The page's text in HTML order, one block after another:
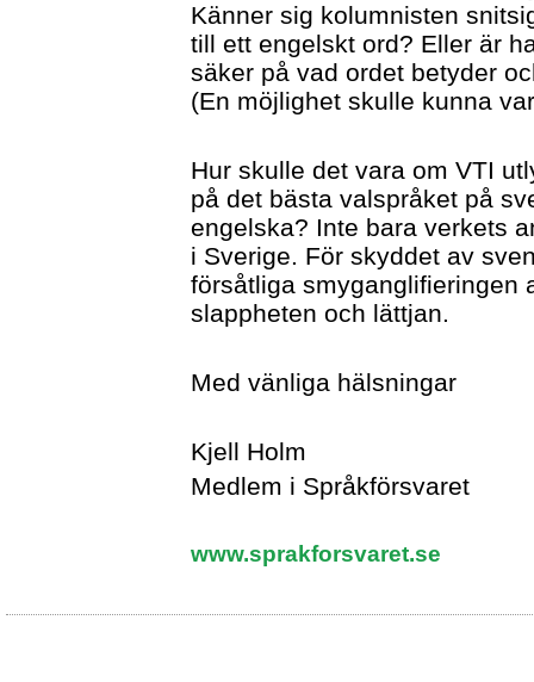
Känner sig kolumnisten
till ett engelskt ord? Eller är
säker på vad ordet betyder
(En möjlighet skulle kunna
Hur skulle det vara om VTI
på det bästa valspråket på
engelska? Inte bara verkets
i Sverige. För skyddet av
försåtliga smyganglifieringen
slappheten och lättjan.
Med vänliga hälsningar
Kjell Holm
Medlem i Språkförsvaret
www.sprakforsvaret.se